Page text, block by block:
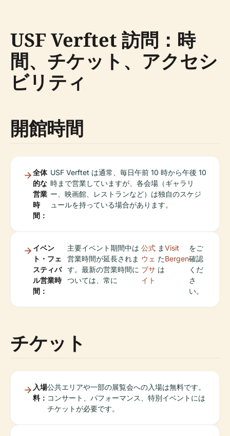
USF Verftet 訪問：時
間、チケット、アクセシ
ビリティ
開館時間
全体
的な
営業
時
間：
USF Verftet は通常、毎日午前 10 時から午後 10
時まで営業していますが、各会場（ギャラリ
ー、映画館、レストランなど）は独自のスケジ
ュールを持っている場合があります。
イベン
ト・フェ
スティバ
ル営業時
間：
主要イベント期間中は
営業時間が延長されま
す。最新の営業時間に
ついては、常に
公式
ウェ
ブサ
イト
ま
た
は
Visit
Bergen
をご
確認
くだ
さ
い。
チケット
入場
料：
公共エリアや一部の展覧会への入場は無料です。
コンサート、パフォーマンス、特別イベントには
チケットが必要です。